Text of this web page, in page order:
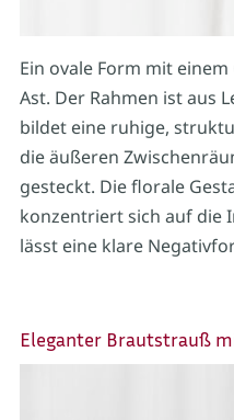
Ein ovale Form mit
Ast. Der Rahmen ist aus
bildet eine ruhige,
die äußeren
gesteckt. Die florale
konzentriert sich auf die
lässt eine klare
Eleganter Brautstrauß